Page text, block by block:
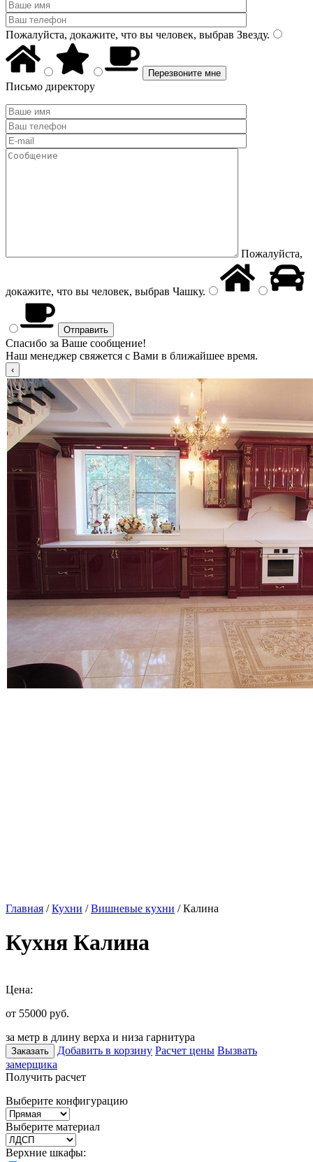
Пожалуйста, докажите, что вы человек, выбрав Звезду.
Письмо директору
Пожалуйста,
докажите, что вы человек, выбрав Чашку.
Спасибо за Ваше сообщение!
Наш менеджер свяжется с Вами в ближайшее время.
Главная /Кухни /Вишневые кухни / Калина
Кухня Калина
Цена:
от 55000 руб.
за метр в длину верха и низа гарнитура
Заказать Добавить в корзину Расчет цены Вызвать
замерщика
Получить расчет
Выберите конфигурацию
Выберите материал
Верхние шкафы: